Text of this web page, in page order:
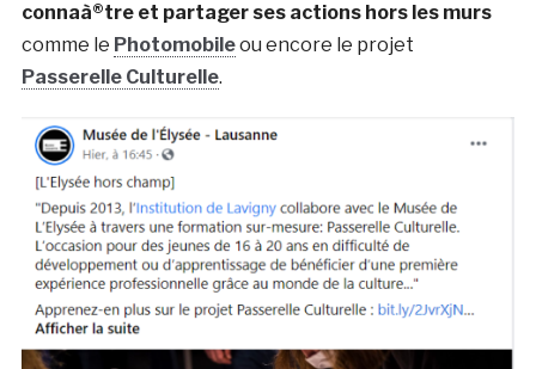
connaà®tre et partager ses actions hors les murs
comme le Photomobileou encore le projet
Passerelle Culturelle.